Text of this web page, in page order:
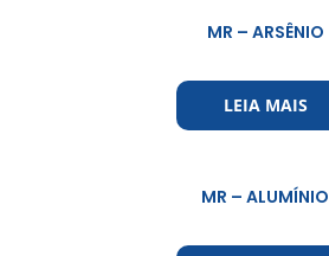
MR – ARSÊNIO
LEIA MAIS
MR – ALUMÍNIO